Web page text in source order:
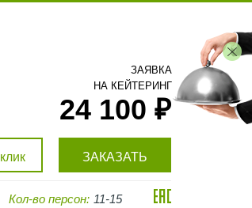
24 100 ₽
ЗАКАЗАТЬ
Кол-во персон: 11-15
ЗАЯВКА
НА КЕЙТЕРИНГ